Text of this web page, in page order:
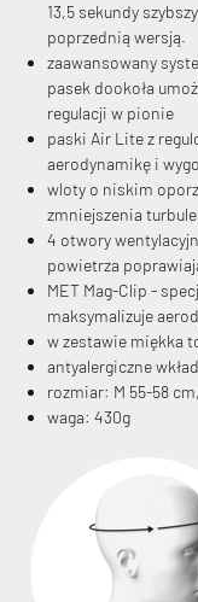
13,5 sekundy
poprzednią wersją.
zaawansowany
pasek dookoła
regulacji w pionie
paski Air Lite z
aerodynamikę i
wloty o niskim
zmniejszenia
4 otwory
powietrza
MET Mag-Clip -
maksymalizuje
w zestawie miękka
antyalergiczne
rozmiar: M 55-58
waga: 430g